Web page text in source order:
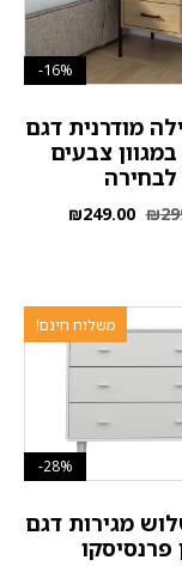
16%-
מודרנית דגם
צבעים
לבחירה
₪
₪249.00
משלוח חינם!
28%-
מגירות דגם
פרנסיסקו